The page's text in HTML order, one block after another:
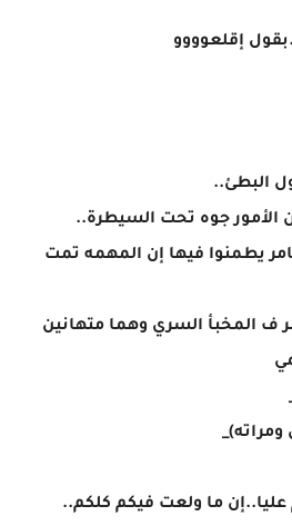
إقلعوووو
البطئ..
الأمور جوه تحت السيطرة..
يطمنوا فيها إن المهمه تمت
لسامر ف المخبأ السري وهما متهانين
ما ولعت فيكم كلكم..